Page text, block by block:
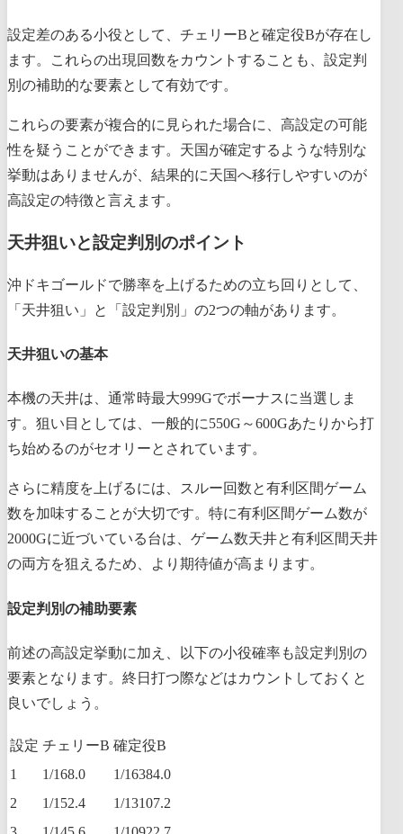
設定差のある小役として、チェリーBと確定役Bが存在し
ます。これらの出現回数をカウントすることも、設定判
別の補助的な要素として有効です。
これらの要素が複合的に見られた場合に、高設定の可能
性を疑うことができます。天国が確定するような特別な
挙動はありませんが、結果的に天国へ移行しやすいのが
高設定の特徴と言えます。
天井狙いと設定判別のポイント
沖ドキゴールドで勝率を上げるための立ち回りとして、
「天井狙い」と「設定判別」の2つの軸があります。
天井狙いの基本
本機の天井は、通常時最大999Gでボーナスに当選しま
す。狙い目としては、一般的に550G～600Gあたりから打
ち始めるのがセオリーとされています。
さらに精度を上げるには、スルー回数と有利区間ゲーム
数を加味することが大切です。特に有利区間ゲーム数が
2000Gに近づいている台は、ゲーム数天井と有利区間天井
の両方を狙えるため、より期待値が高まります。
設定判別の補助要素
前述の高設定挙動に加え、以下の小役確率も設定判別の
要素となります。終日打つ際などはカウントしておくと
良いでしょう。
設定 チェリーB 確定役B
1
1/168.0
1/16384.0
2
1/152.4
1/13107.2